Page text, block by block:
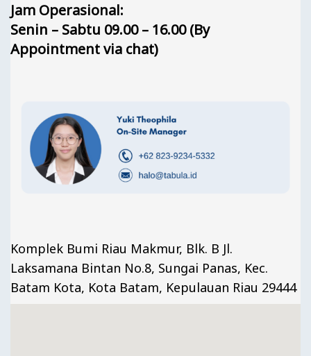
Jam Operasional:
Senin – Sabtu 09.00 – 16.00 (By
Appointment via chat)
Komplek Bumi Riau Makmur, Blk. B Jl.
Laksamana Bintan No.8, Sungai Panas, Kec.
Batam Kota, Kota Batam, Kepulauan Riau 29444